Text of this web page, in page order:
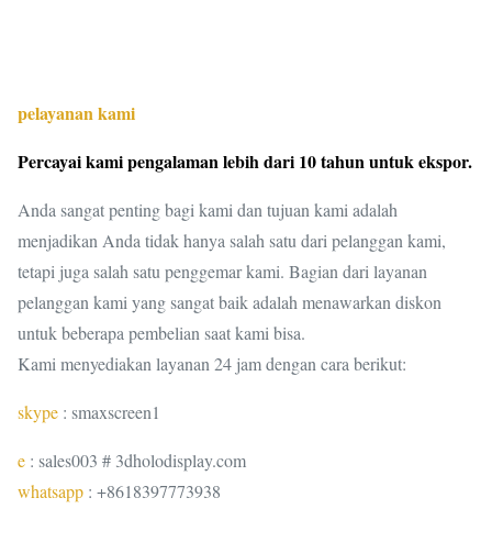
pelayanan kami
Percayai kami pengalaman lebih dari 10 tahun untuk ekspor.
Anda sangat penting bagi kami dan tujuan kami adalah
menjadikan Anda tidak hanya salah satu dari pelanggan kami,
tetapi juga salah satu penggemar kami. Bagian dari layanan
pelanggan kami yang sangat baik adalah menawarkan diskon
untuk beberapa pembelian saat kami bisa.
Kami menyediakan layanan 24 jam dengan cara berikut:
skype : smaxscreen1
e : sales003 # 3dholodisplay.com
whatsapp : +8618397773938